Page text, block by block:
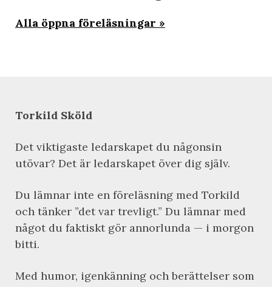
Alla öppna föreläsningar
Torkild Sköld
Det viktigaste ledarskapet du någonsin
utövar? Det är ledarskapet över dig själv.
Du lämnar inte en föreläsning med Torkild
och tänker ”det var trevligt.” Du lämnar med
något du faktiskt gör annorlunda — i morgon
bitti.
Med humor, igenkänning och berättelser som